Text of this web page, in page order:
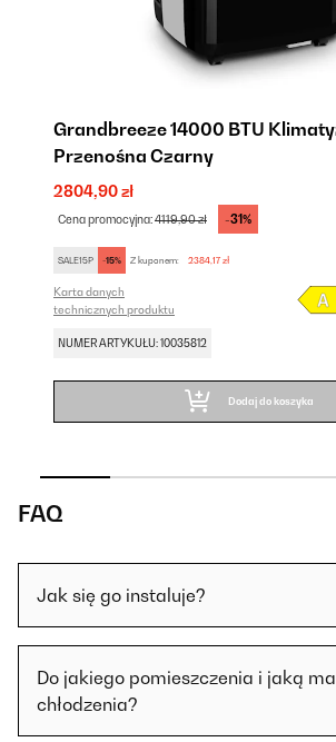
Grandbreeze 14000 BTU
Przenośna Czarny
2804,90 zł
Cena promocyjna:4119,90 zł -31%
SALE15P -15% Z kuponem: 2384,17 zł
Karta danych
technicznych produktu
NUMER ARTYKUŁU: 10035812
Dodaj do koszyka
FAQ
Jak się go instaluje?
Do jakiego pomieszczenia i jaką
chłodzenia?